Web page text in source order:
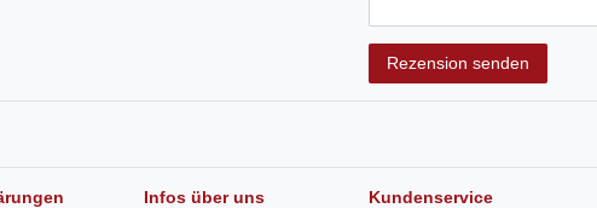
Rezension senden
Infos über uns
Kundenservice